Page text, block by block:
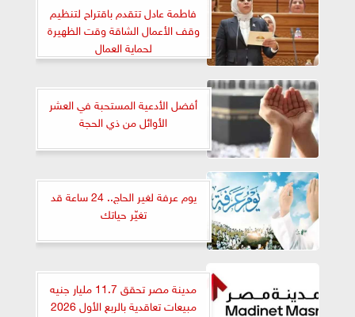
فاطمة عادل تتقدم باقتراح لتنظيم
وقف الأعمال الشاقة وقت الظهيرة
لحماية العمال
أفضل الأدعية المستحبة في العشر
الأوائل من ذي الحجة
يوم عرفة لغير الحاج.. 24 ساعة قد
تغيّر حياتك
مدينة مصر تحقق 11.7 مليار جنيه
مبيعات تعاقدية بالربع الأول 2026